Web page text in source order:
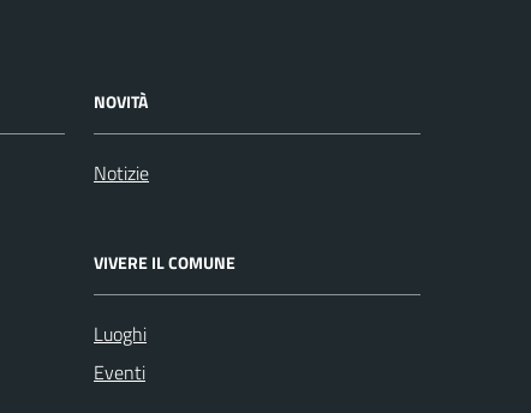
NOVITÀ
Notizie
VIVERE IL COMUNE
Luoghi
Eventi